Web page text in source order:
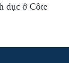
dục ở Côte